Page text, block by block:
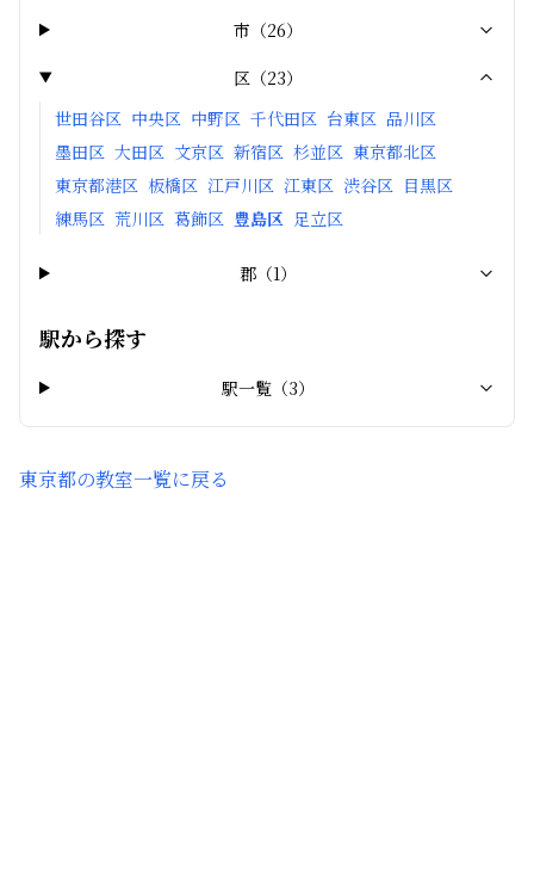
市 （26）
区 （23）
世田谷区 中央区 中野区 千代田区 台東区 品川区
墨田区 大田区 文京区 新宿区 杉並区 東京都北区
東京都港区 板橋区 江戸川区 江東区 渋谷区 目黒区
練馬区 荒川区 葛飾区 豊島区 足立区
郡 （1）
駅から探す
駅一覧（3）
東京都の教室一覧に戻る